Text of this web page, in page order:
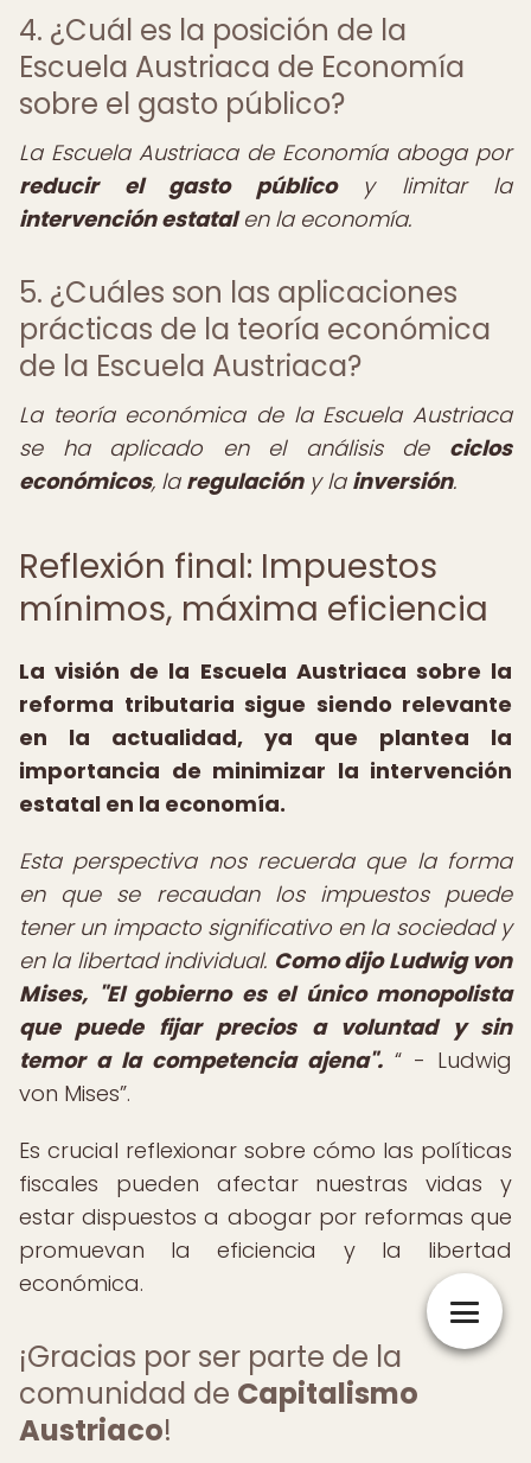
4. ¿Cuál es la posición de la
Escuela Austriaca de Economía
sobre el gasto público?
La Escuela Austriaca de Economía aboga por
reducir el gasto públicoy limitar la
intervención estatalen la economía.
5. ¿Cuáles son las aplicaciones
prácticas de la teoría económica
de la Escuela Austriaca?
La teoría económica de la Escuela Austriaca
se ha aplicado en el análisis de ciclos
económicos, la regulacióny la inversión.
Reflexión final: Impuestos
mínimos, máxima eficiencia
La visión de la Escuela Austriaca sobre la
reforma tributaria sigue siendo relevante
en la actualidad, ya que plantea la
importancia de minimizar la intervención
estatal en la economía.
Esta perspectiva nos recuerda que la forma
en que se recaudan los impuestos puede
tener un impacto significativo en la sociedad y
en la libertad individual. Como dijo Ludwig von
Mises, "El gobierno es el único monopolista
que puede fijar precios a voluntad y sin
temor a la competencia ajena".
- Ludwig
von Mises .
Es crucial reflexionar sobre cómo las políticas
fiscales pueden afectar nuestras vidas y
estar dispuestos a abogar por reformas que
promuevan la eficiencia y la libertad
económica.
¡Gracias por ser parte de la
comunidad de Capitalismo
Austriaco!